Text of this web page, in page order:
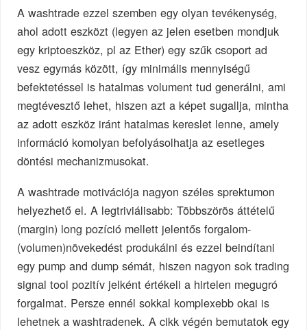
A washtrade ezzel szemben egy olyan tevékenység,
ahol adott eszközt (legyen az jelen esetben mondjuk
egy kriptoeszköz, pl az Ether) egy szűk csoport ad
vesz egymás között, így minimális mennyiségű
befektetéssel is hatalmas volument tud generálni, ami
megtévesztő lehet, hiszen azt a képet sugallja, mintha
az adott eszköz iránt hatalmas kereslet lenne, amely
információ komolyan befolyásolhatja az esetleges
döntési mechanizmusokat.
A washtrade motivációja nagyon széles sprektumon
helyezhető el. A legtriviálisabb: Többszörös áttételű
(margin) long pozíció mellett jelentős forgalom-
(volumen)növekedést produkálni és ezzel beindítani
egy pump and dump sémát, hiszen nagyon sok trading
signal tool pozitív jelként értékeli a hirtelen megugró
forgalmat. Persze ennél sokkal komplexebb okai is
lehetnek a washtradenek. A cikk végén bemutatok egy